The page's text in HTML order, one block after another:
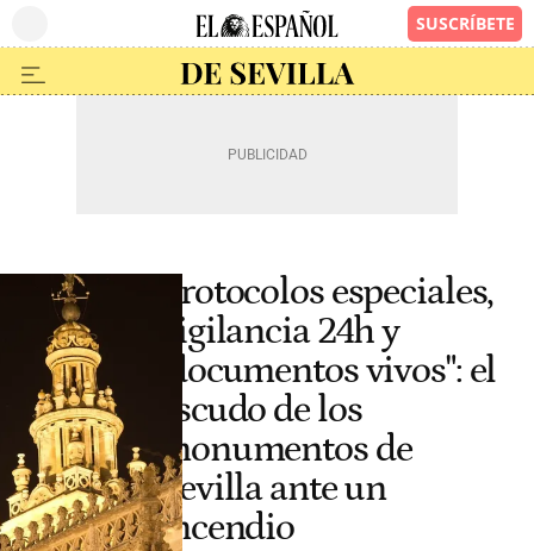
Protocolos especiales,
vigilancia 24h y
"documentos vivos": el
escudo de los
monumentos de
Sevilla ante un
incendio